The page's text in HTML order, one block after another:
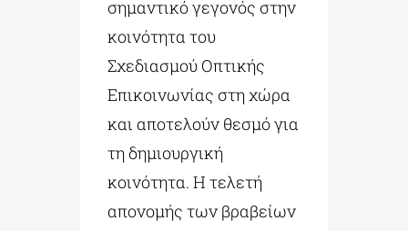
σημαντικό γεγονός στην
κοινότητα του
Σχεδιασμού Οπτικής
Επικοινωνίας στη χώρα
και αποτελούν θεσμό για
τη δημιουργική
κοινότητα. Η τελετή
απονομής των βραβείων